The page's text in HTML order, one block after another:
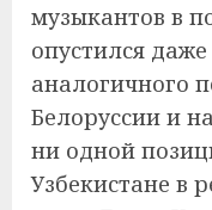
музыкантов в
опустился
аналогичного
Белоруссии и
ни одной
Узбекистане в